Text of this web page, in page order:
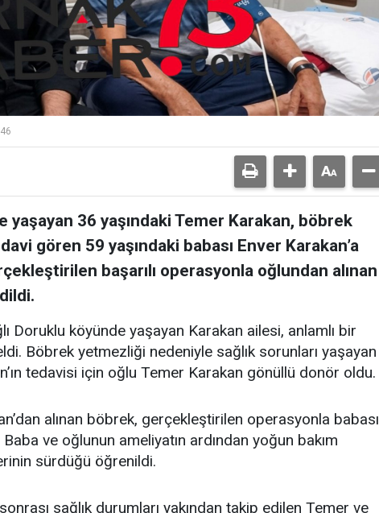
yaşayan 36 yaşındaki Temer Karakan, böbrek
gören 59 yaşındaki babası Enver Karakan’a
başarılı operasyonla oğlundan alınan
Doruklu köyünde yaşayan Karakan ailesi, anlamlı bir
Böbrek yetmezliği nedeniyle sağlık sorunları yaşayan
tedavisi için oğlu Temer Karakan gönüllü donör oldu.
alınan böbrek, gerçekleştirilen operasyonla babası
ve oğlunun ameliyatın ardından yoğun bakım
sürdüğü öğrenildi.
sağlık durumları yakından takip edilen Temer ve